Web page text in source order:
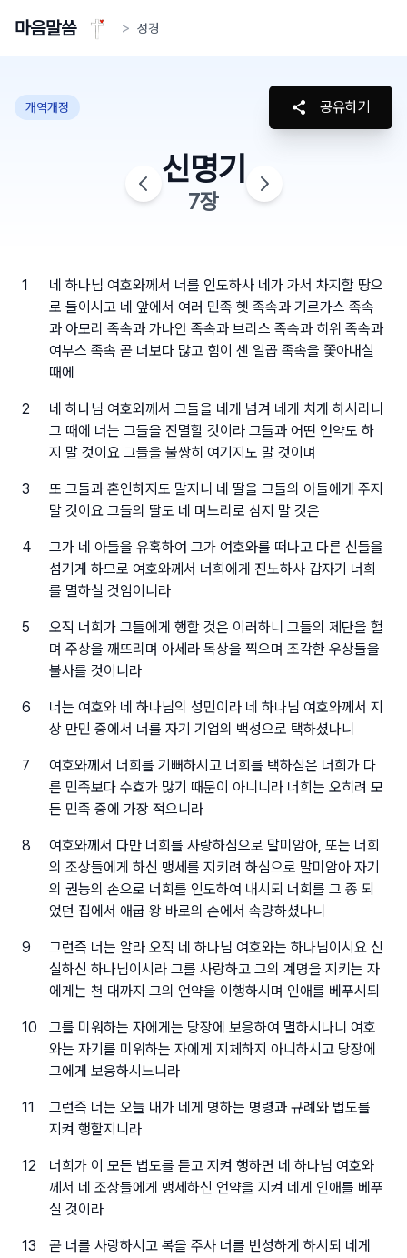
마음말씀 > 성경
개역개정 공유하기
신명기
7장
1
네 하나님 여호와께서 너를 인도하사 네가 가서 차지할 땅으
로 들이시고 네 앞에서 여러 민족 헷 족속과 기르가스 족속
과 아모리 족속과 가나안 족속과 브리스 족속과 히위 족속과
여부스 족속 곧 너보다 많고 힘이 센 일곱 족속을 쫓아내실
때에
2
네 하나님 여호와께서 그들을 네게 넘겨 네게 치게 하시리니
그 때에 너는 그들을 진멸할 것이라 그들과 어떤 언약도 하
지 말 것이요 그들을 불쌍히 여기지도 말 것이며
3
또 그들과 혼인하지도 말지니 네 딸을 그들의 아들에게 주지
말 것이요 그들의 딸도 네 며느리로 삼지 말 것은
4
그가 네 아들을 유혹하여 그가 여호와를 떠나고 다른 신들을
섬기게 하므로 여호와께서 너희에게 진노하사 갑자기 너희
를 멸하실 것임이니라
5
오직 너희가 그들에게 행할 것은 이러하니 그들의 제단을 헐
며 주상을 깨뜨리며 아세라 목상을 찍으며 조각한 우상들을
불사를 것이니라
6
너는 여호와 네 하나님의 성민이라 네 하나님 여호와께서 지
상 만민 중에서 너를 자기 기업의 백성으로 택하셨나니
7
여호와께서 너희를 기뻐하시고 너희를 택하심은 너희가 다
른 민족보다 수효가 많기 때문이 아니니라 너희는 오히려 모
든 민족 중에 가장 적으니라
8
여호와께서 다만 너희를 사랑하심으로 말미암아, 또는 너희
의 조상들에게 하신 맹세를 지키려 하심으로 말미암아 자기
의 권능의 손으로 너희를 인도하여 내시되 너희를 그 종 되
었던 집에서 애굽 왕 바로의 손에서 속량하셨나니
9
그런즉 너는 알라 오직 네 하나님 여호와는 하나님이시요 신
실하신 하나님이시라 그를 사랑하고 그의 계명을 지키는 자
에게는 천 대까지 그의 언약을 이행하시며 인애를 베푸시되
10
그를 미워하는 자에게는 당장에 보응하여 멸하시나니 여호
와는 자기를 미워하는 자에게 지체하지 아니하시고 당장에
그에게 보응하시느니라
11
그런즉 너는 오늘 내가 네게 명하는 명령과 규례와 법도를
지켜 행할지니라
12
너희가 이 모든 법도를 듣고 지켜 행하면 네 하나님 여호와
께서 네 조상들에게 맹세하신 언약을 지켜 네게 인애를 베푸
실 것이라
13
곧 너를 사랑하시고 복을 주사 너를 번성하게 하시되 네게